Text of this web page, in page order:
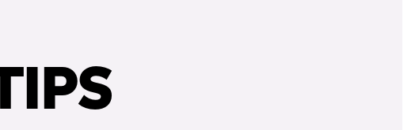
Group lessons
Lesson schedule